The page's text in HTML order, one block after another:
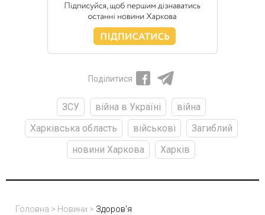
Поділитися
ЗСУ війна в Україні
війна
Харківська область
військові
Загиблий
новини Харкова
Харків
Головна > Новини > Здоров'я